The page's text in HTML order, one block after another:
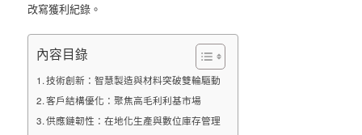
改寫獲利紀錄。
內容目錄
技術創新：智慧製造與材料突破雙輪驅動
客戶結構優化：聚焦高毛利利基市場
供應鏈韌性：在地化生產與數位庫存管理